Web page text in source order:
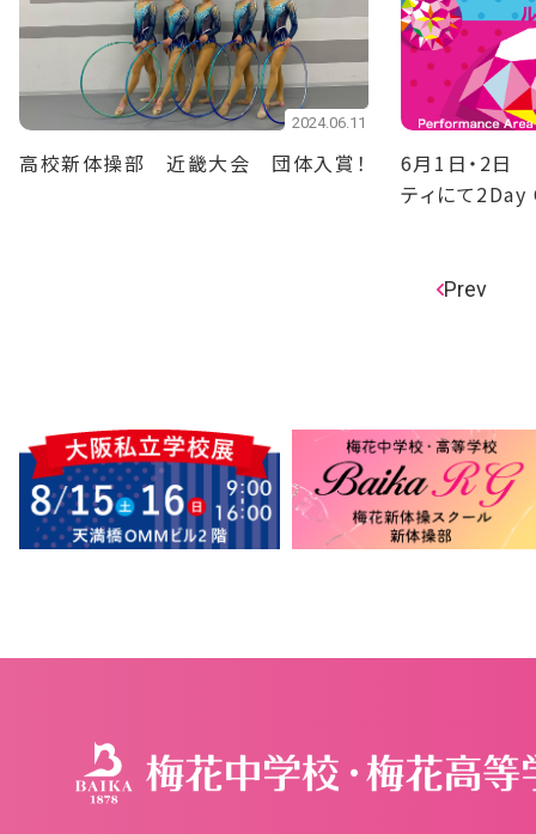
2024.06.11
高校新体操部 近畿大会 団体入賞！
6月1日・2日
ティにて
Prev